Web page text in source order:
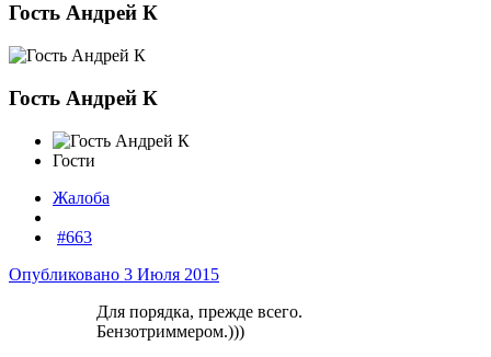
Гость Андрей К
Гость Андрей К
Гости
Жалоба
#663
Опубликовано 3 Июля 2015
Для порядка, прежде всего.
Бензотриммером.)))